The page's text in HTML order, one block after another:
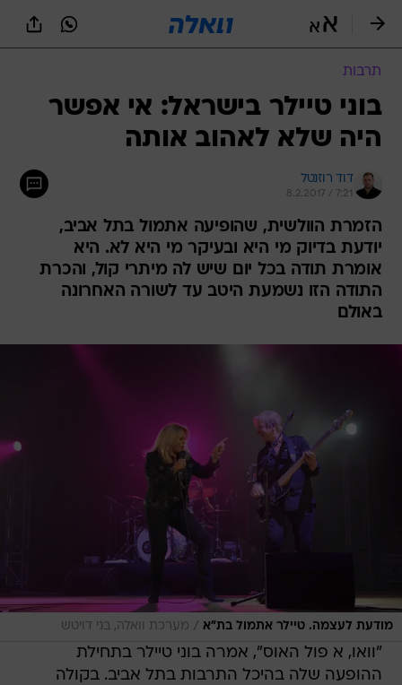
תרבות
בוני טיילר בישראל: אי אפשר
היה שלא לאהוב אותה
דוד רוזנטל
8.2.2017 / 7:21
הזמרת הוולשית, שהופיעה אתמול בתל אביב,
יודעת בדיוק מי היא ובעיקר מי היא לא. היא
אומרת תודה בכל יום שיש לה מיתרי קול, והכרת
התודה הזו נשמעת היטב עד לשורה האחרונה
באולם
מודעת לעצמה. טיילר אתמול בת"א / מערכת וואלה, בני דויטש
"וואו, א פול האוס", אמרה בוני טיילר בתחילת
ההופעה שלה בהיכל התרבות בתל אביב. בקולה